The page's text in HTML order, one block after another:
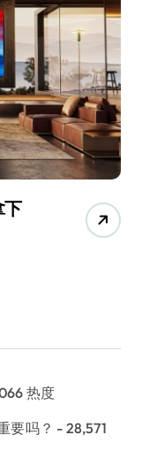
下
热度
要吗？ - 28,571